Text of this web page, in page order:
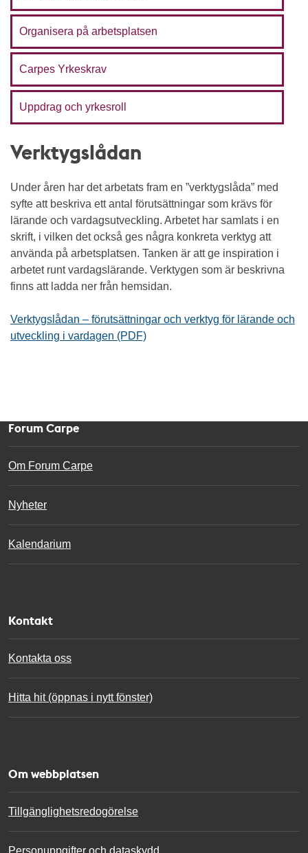
Organisera på arbetsplatsen
Carpes Yrkeskrav
Uppdrag och yrkesroll
Verktygslådan
Under åren har det arbetats fram en ”verktygslåda” med
syfte att beskriva ett antal förutsättningar som krävs för
lärande och vardagsutveckling. Arbetet har samlats i en
skrift, i vilken det också ges några konkreta verktyg att
använda på arbetsplatsen. Tanken är att ge inspiration i
arbetet runt vardagslärande. Verktygen som är beskrivna
finns att ladda ner från hemsidan.
Verktygslådan – förutsättningar och verktyg för lärande och
utveckling i vardagen (PDF)
Forum Carpe
Om Forum Carpe
Nyheter
Kalendarium
Kontakt
Kontakta oss
Hitta hit (öppnas i nytt fönster)
Om webbplatsen
Tillgänglighetsredogörelse
Personuppgifter och dataskydd